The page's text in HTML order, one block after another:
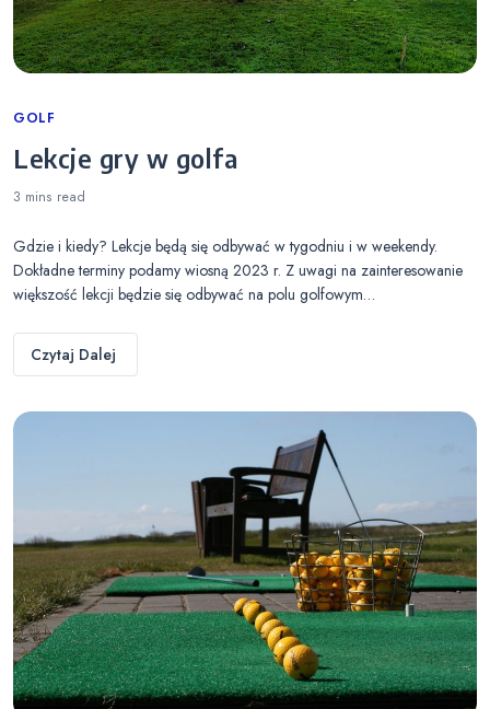
Categories
GOLF
Lekcje gry w golfa
3 mins read
Gdzie i kiedy? Lekcje będą się odbywać w tygodniu i w weekendy.
Dokładne terminy podamy wiosną 2023 r. Z uwagi na zainteresowanie
większość lekcji będzie się odbywać na polu golfowym…
Czytaj Dalej